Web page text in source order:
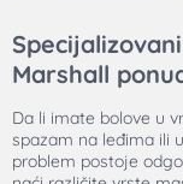
Marshall
Da li imate bolove u
spazam na leđima ili
problem postoje